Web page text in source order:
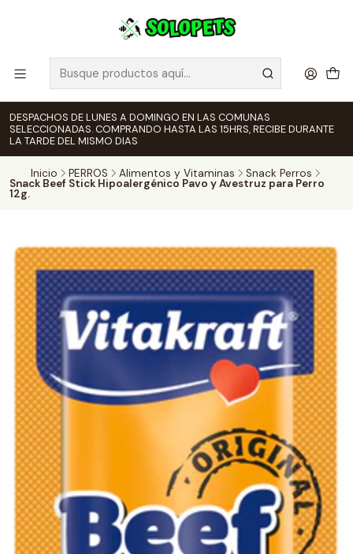
DESPACHOS DE LUNES A DOMINGO EN LAS COMUNAS
SELECCIONADAS. COMPRANDO HASTA LAS 15HRS, RECIBE DURANTE
LA TARDE DEL MISMO DIAS
Inicio PERROS Alimentos y Vitaminas Snack Perros
Snack Beef Stick Hipoalergénico Pavo y Avestruz para Perro
12g.